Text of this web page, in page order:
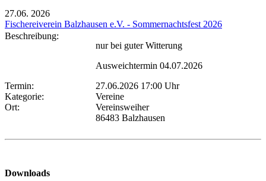
27.06. 2026
Fischereiverein Balzhausen e.V. - Sommernachtsfest 2026
Beschreibung:
nur bei guter Witterung
Ausweichtermin 04.07.2026
Termin:
27.06.2026 17:00 Uhr
Kategorie:
Vereine
Ort:
Vereinsweiher
86483 Balzhausen
Downloads